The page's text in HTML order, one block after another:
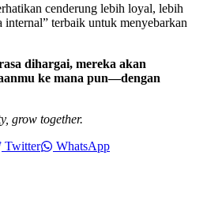
cenderung lebih loyal, lebih
terbaik untuk menyebarkan
dihargai, mereka akan
ke mana pun—dengan
grow together.
Twitter WhatsApp